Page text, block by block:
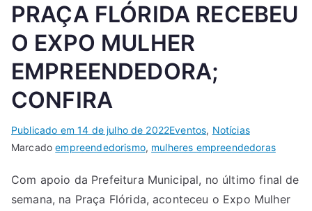
PRAÇA FLÓRIDA RECEBEU
O EXPO MULHER
EMPREENDEDORA;
CONFIRA
Publicado em14 de julho de 2022Eventos, Notícias
Marcadoempreendedorismo, mulheres empreendedoras
Com apoio da Prefeitura Municipal, no último final de
semana, na Praça Flórida, aconteceu o Expo Mulher